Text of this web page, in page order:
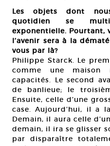
Les objets dont
quotidien se
exponentielle. Pourtant,
l’avenir sera à la
vous par là?
Philippe Starck. Le
comme une maison
capacités. Le second
de banlieue; le
Ensuite, celle d’une
case. Aujourd’hui, il a
Demain, il aura celle
demain, il ira se glisser
par disparaître